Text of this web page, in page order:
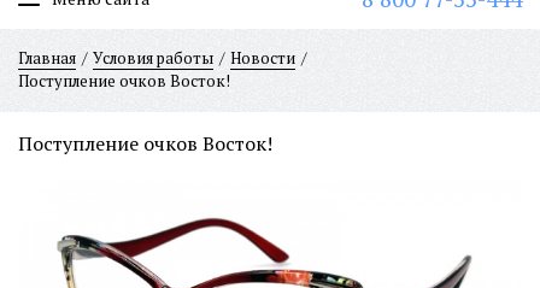
Главная Условия работы
Новости
Поступление очков Восток!
Поступление очков Восток!